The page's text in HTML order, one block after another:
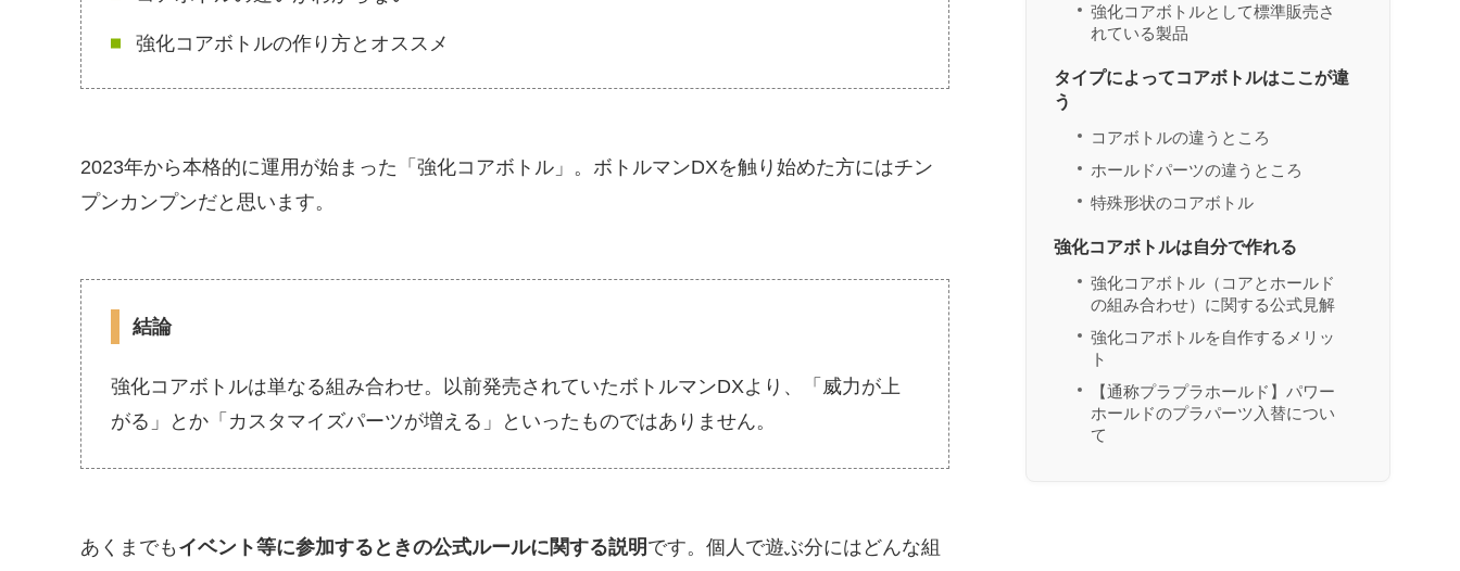
強化コアボトルの作り方とオススメ
2023年から本格的に運用が始まった「強化コアボトル」。ボトルマンDXを触り始めた方にはチン
プンカンプンだと思います。
結論
強化コアボトルは単なる組み合わせ。以前発売されていたボトルマンDXより、「威力が上
がる」とか「カスタマイズパーツが増える」といったものではありません。
あくまでも イベント等に参加するときの公式ルールに関する説明 です。個人で遊ぶ分にはどんな組
強化コアボトルとして標準販売さ
れている製品
タイプによってコアボトルはここが違
う
コアボトルの違うところ
ホールドパーツの違うところ
特殊形状のコアボトル
強化コアボトルは自分で作れる
強化コアボトル（コアとホールド
の組み合わせ）に関する公式見解
強化コアボトルを自作するメリッ
ト
【通称プラプラホールド】パワー
ホールドのプラパーツ入替につい
て